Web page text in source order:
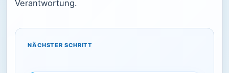
Verantwortung.
NÄCHSTER SCHRITT